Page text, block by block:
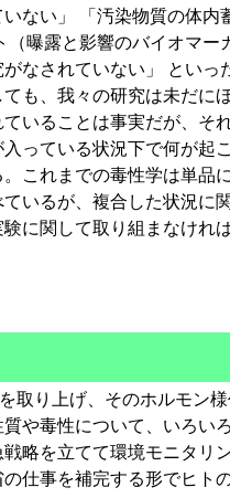
ない」 「汚染物質の体内
曝露と影響のバイオマー
なされていない」 といっ
も、我々の研究は未だに
いることは事実だが、そ
っている状況下で何が起
これまでの毒性学は単品
いるが、複合した状況に
に関して取り組まなけれ
取り上げ、そのホルモン
や毒性について、いろい
略を立てて環境モニタリ
仕事を補完する形でヒト